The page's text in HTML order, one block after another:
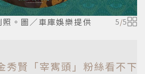
照。圖／車庫娛樂提供 5/5
賢「宰寯頭」粉絲看不下